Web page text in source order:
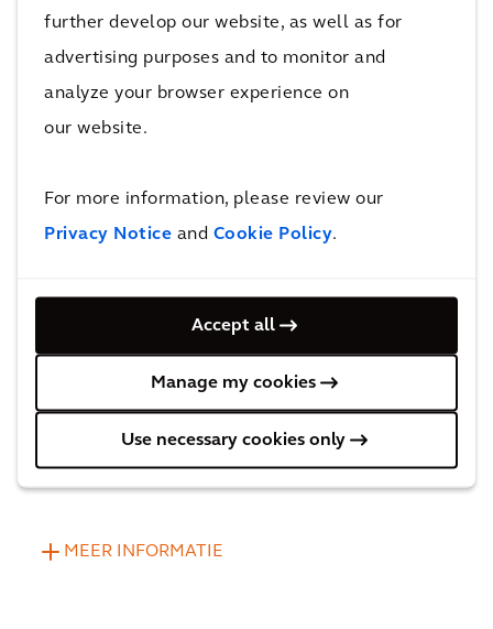
further develop our website, as well as for
advertising purposes and to monitor and
analyze your browser experience on
our website.
For more information, please review our
Privacy Notice and Cookie Policy.
Accept all
Manage my cookies
Use necessary cookies only
uitstoot door over te stappen van transport over de
weg naar transport over het spoor.
$150 miljoen
voor de financiering van de Clean Energy Finance Corporation
aantonen dat infrastructuur-assets kunnen blijven
voldoen aan de behoeften van gemeenschappen ,
wbeperkt . Het bedrijf kon ook rekenen op een
sponsorbedrag van $150 miljoen van de Clean Energy
Finance Corporation, wat zal worden gebruikt om
verschillende duurzaamheidsmaatregelen te
implementeren vóór 2030, wanneer MLP zijn
MEER INFORMATIE